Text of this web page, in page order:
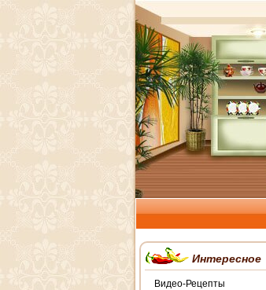
Интересное
Видео-Рецепты